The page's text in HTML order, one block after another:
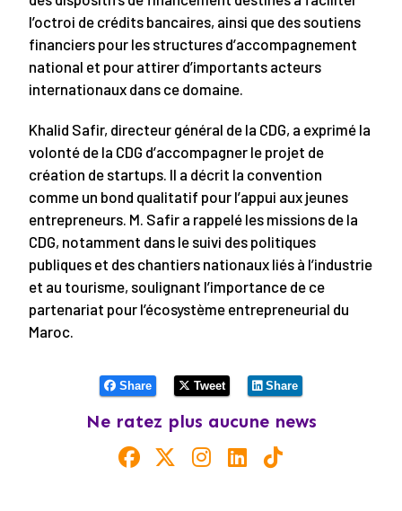
l’octroi de crédits bancaires, ainsi que des soutiens
financiers pour les structures d’accompagnement
national et pour attirer d’importants acteurs
internationaux dans ce domaine.
Khalid Safir, directeur général de la CDG, a exprimé la
volonté de la CDG d’accompagner le projet de
création de startups. Il a décrit la convention
comme un bond qualitatif pour l’appui aux jeunes
entrepreneurs. M. Safir a rappelé les missions de la
CDG, notamment dans le suivi des politiques
publiques et des chantiers nationaux liés à l’industrie
et au tourisme, soulignant l’importance de ce
partenariat pour l’écosystème entrepreneurial du
Maroc.
Share Tweet Share
Ne ratez plus aucune news